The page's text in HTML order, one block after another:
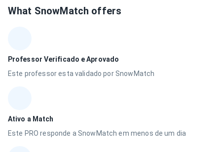
What SnowMatch offers
Professor Verificado e Aprovado
Este professor esta validado por SnowMatch
Ativo a Match
Este PRO responde a SnowMatch em menos de um dia